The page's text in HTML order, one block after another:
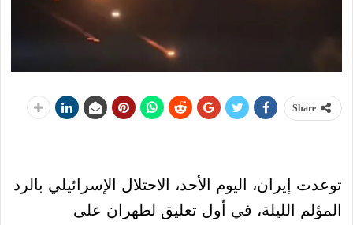
Share
توعدت إيران، اليوم الأحد، الاحتلال الإسرائيلي بالرد
المؤلم الليلة، في أول تعليق لطهران على